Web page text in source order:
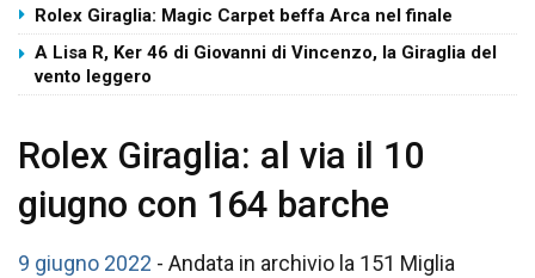
Rolex Giraglia: Magic Carpet beffa Arca nel finale
A Lisa R, Ker 46 di Giovanni di Vincenzo, la Giraglia del
vento leggero
Rolex Giraglia: al via il 10
giugno con 164 barche
9 giugno 2022 - Andata in archivio la 151 Miglia